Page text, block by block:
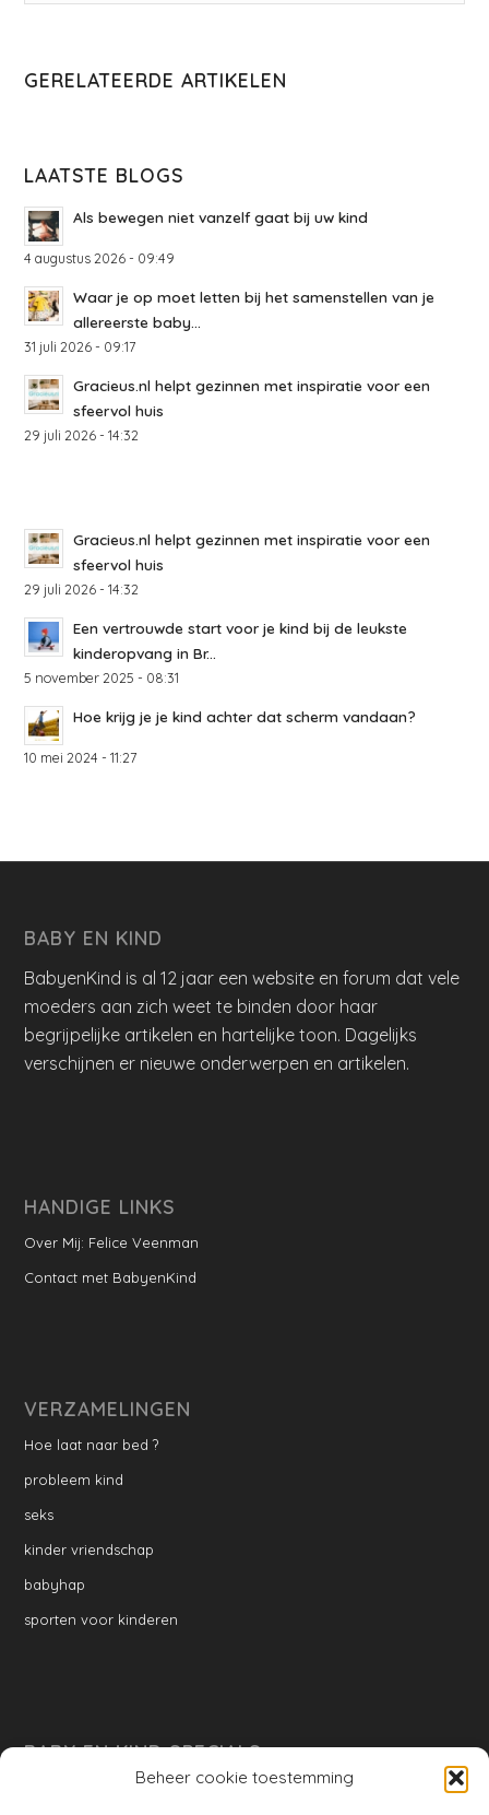
Beheer cookie toestemming
GERELATEERDE ARTIKELEN
LAATSTE BLOGS
Als bewegen niet vanzelf gaat bij uw kind
4 augustus 2026 - 09:49
Waar je op moet letten bij het samenstellen van je
allereerste baby...
31 juli 2026 - 09:17
Gracieus.nl helpt gezinnen met inspiratie voor een
sfeervol huis
29 juli 2026 - 14:32
Gracieus.nl helpt gezinnen met inspiratie voor een
sfeervol huis
29 juli 2026 - 14:32
Een vertrouwde start voor je kind bij de leukste
kinderopvang in Br...
5 november 2025 - 08:31
Hoe krijg je je kind achter dat scherm vandaan?
10 mei 2024 - 11:27
BABY EN KIND
BabyenKind is al 12 jaar een website en forum dat vele
moeders aan zich weet te binden door haar
begrijpelijke artikelen en hartelijke toon. Dagelijks
verschijnen er nieuwe onderwerpen en artikelen.
HANDIGE LINKS
Over Mij: Felice Veenman
Contact met BabyenKind
VERZAMELINGEN
Hoe laat naar bed ?
probleem kind
seks
kinder vriendschap
babyhap
sporten voor kinderen
BABY EN KIND SPECIALS